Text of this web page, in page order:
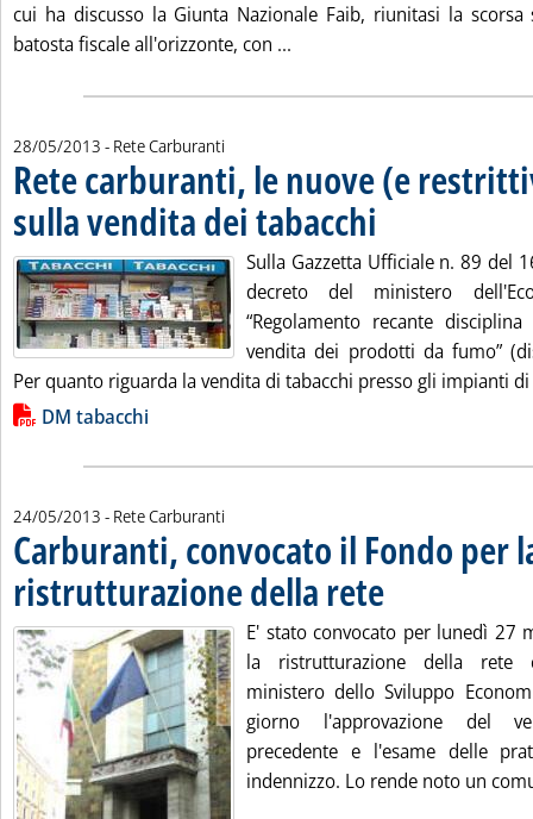
cui ha discusso la Giunta Nazionale Faib, riunitasi la scorsa
batosta fiscale all'orizzonte, con ...
28/05/2013 - Rete Carburanti
Rete carburanti, le nuove (e
sulla vendita dei tabacchi
Sulla Gazzetta Ufficiale n. 89 del
decreto del ministero
“Regolamento recante
vendita dei prodotti da fumo”
Per quanto riguarda la vendita di tabacchi presso gli impianti
Lista allegati PDF alla notizia
DM tabacchi
24/05/2013 - Rete Carburanti
Carburanti, convocato il Fondo per
ristrutturazione della rete . Pubblicata venerdì 24
E' stato convocato per lunedì 27
la ristrutturazione della rete
ministero dello Sviluppo
giorno l'approvazione del
precedente e l'esame delle
indennizzo. Lo rende noto un